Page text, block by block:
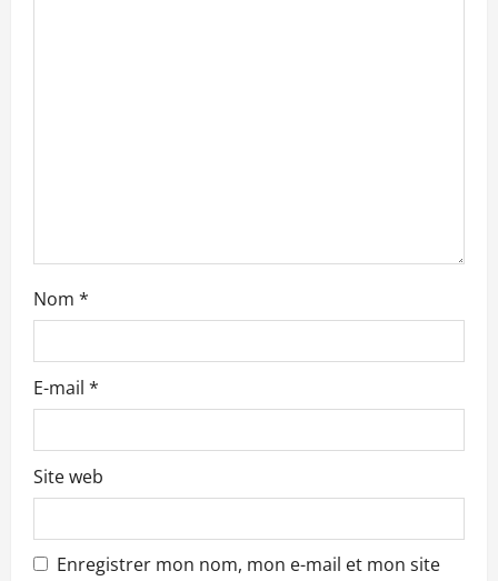
i
c
e
Nom *
E-mail *
Site web
Enregistrer mon nom, mon e-mail et mon site